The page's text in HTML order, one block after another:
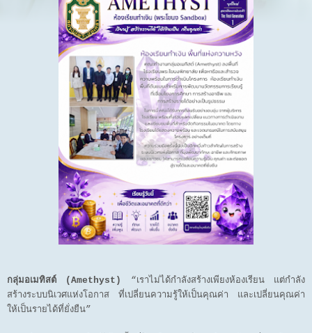
กลุ่มอเมทิสต์ (Amethyst)
“เราไม่ได้กำลังสร้างเพียงห้องเรียน แต่กำลัง
สร้างระบบนิเวศแห่งโอกาส ที่เปลี่ยนความรู้ให้เป็นคุณค่า และเปลี่ยนคุณค่า
ให้เป็นรายได้ที่ยั่งยืน”